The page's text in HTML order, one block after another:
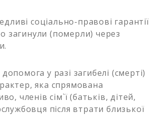
соціально-правові гарантії
загинули (померли) через
у разі загибелі (смерті)
яка спрямована
членів сім`ї (батьків, дітей,
після втрати близької